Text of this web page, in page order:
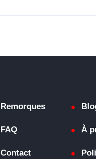
Remorques
FAQ À
Contact